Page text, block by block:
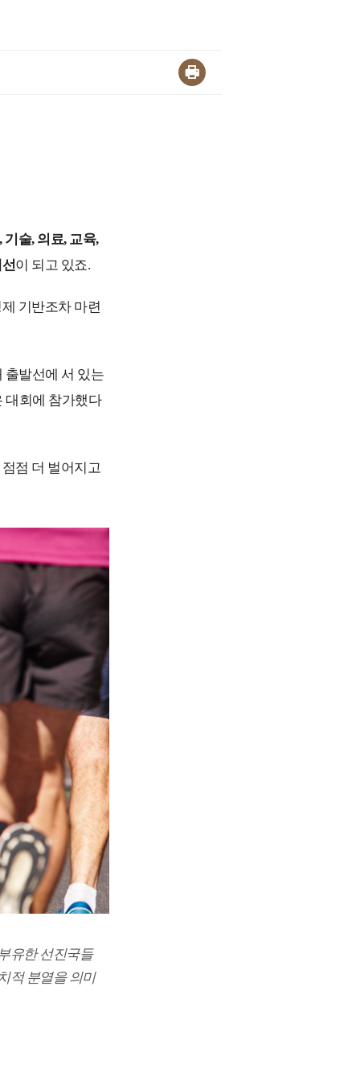
기술, 의료, 교육,
이 되고 있죠.
기반조차 마련
출발선에 서 있는
대회에 참가했다
점 더 벌어지고
유한 선진국들
적 분열을 의미